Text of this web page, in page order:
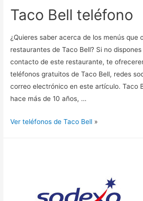
Taco Bell teléfono
¿Quieres saber acerca de los menús que
restaurantes de Taco Bell? Si no
contacto de este restaurante, te
teléfonos gratuitos de Taco Bell, redes
correo electrónico en este artículo. Taco
hace más de 10 años, …
Ver teléfonos de Taco Bell »